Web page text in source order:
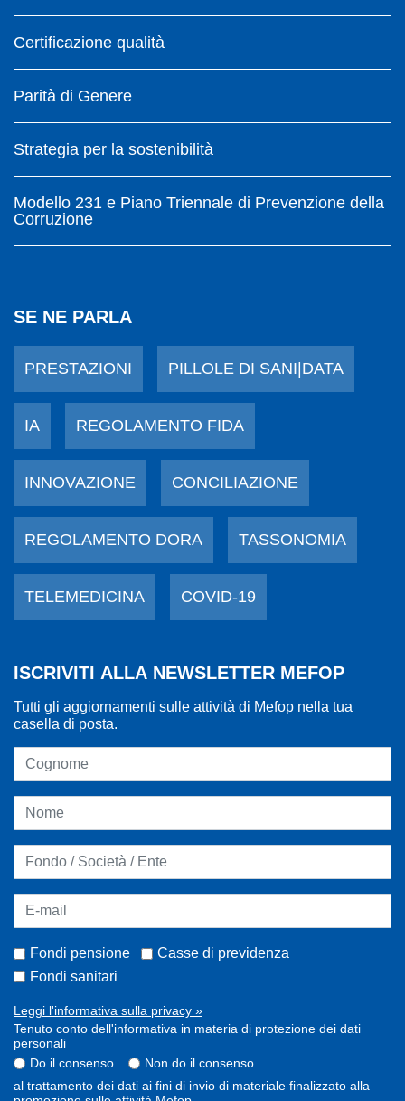
Certificazione qualità
Parità di Genere
Strategia per la sostenibilità
Modello 231 e Piano Triennale di Prevenzione della
Corruzione
SE NE PARLA
PRESTAZIONI PILLOLE DI SANI|DATA
IA REGOLAMENTO FIDA
INNOVAZIONE CONCILIAZIONE
REGOLAMENTO DORA TASSONOMIA
TELEMEDICINA COVID-19
ISCRIVITI ALLA NEWSLETTER MEFOP
Tutti gli aggiornamenti sulle attività di Mefop nella tua
casella di posta.
Fondi pensione
Casse di previdenza
Fondi sanitari
Leggi l'informativa sulla privacy »
Tenuto conto dell'informativa in materia di protezione dei dati
personali
Do il consenso
Non do il consenso
al trattamento dei dati ai fini di invio di materiale finalizzato alla